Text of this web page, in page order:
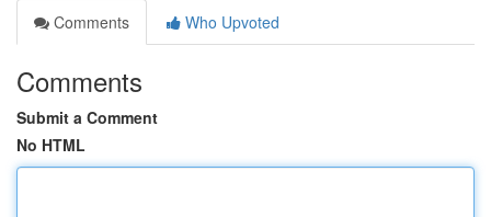
Comments
Who Upvoted
Comments
Submit a Comment
No HTML